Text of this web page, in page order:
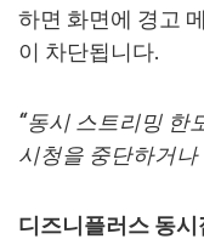
하면 화면에 경고
이 차단됩니다.
“동시 스트리밍 한
시청을 중단하거
디즈니플러스 동시